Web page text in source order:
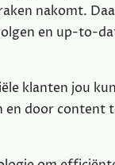
nakomt.
en up-to-
klanten jou
en door content